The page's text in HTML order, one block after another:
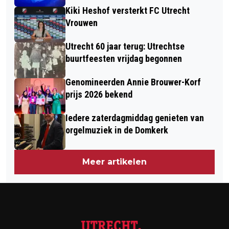
STAP NAAR OVERDRACHT
MERWEDEKANAAL
Kiki Heshof versterkt FC Utrecht
Vrouwen
Utrecht 60 jaar terug: Utrechtse
buurtfeesten vrijdag begonnen
Genomineerden Annie Brouwer-Korf
prijs 2026 bekend
Iedere zaterdagmiddag genieten van
orgelmuziek in de Domkerk
Meer artikelen